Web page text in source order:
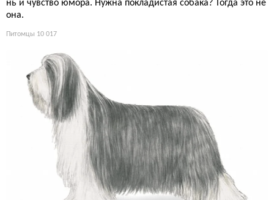
нь и чувство юмора. Нужна покладистая собака? Тогда это не
она.
Питомцы 10 017